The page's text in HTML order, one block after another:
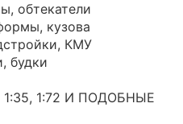
обтекатели
кузова
КМУ
будки
1:72 И ПОДОБНЫЕ